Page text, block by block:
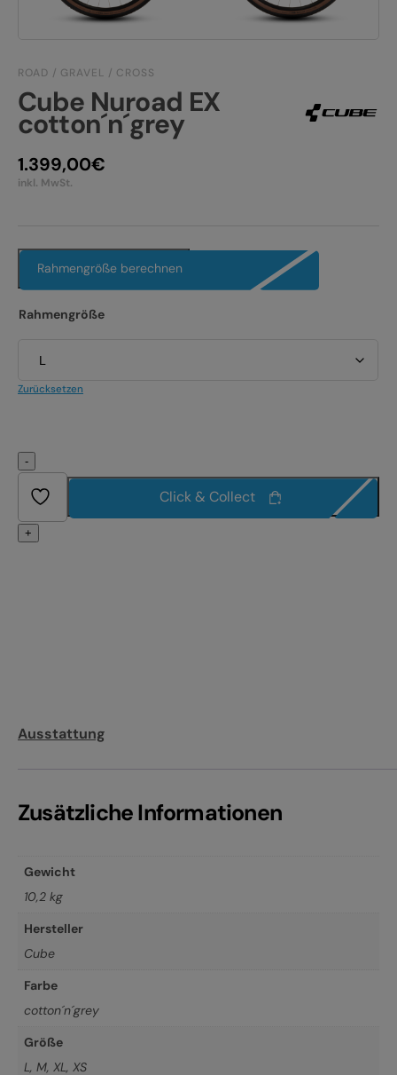
E-BIKE FULLY
E-BIKE HARDTAIL
E-BIKE TOUR
Alle entdecken
PRODUKTRÜCKRUFE
ROAD / GRAVEL / CROSS
Cube Nuroad EX
cotton´n´grey
1.399,00€
inkl. MwSt.
Rahmengröße berechnen
Rahmengröße
Zurücksetzen
-
+
Click & Collect
Ausstattung
Zusätzliche Informationen
Gewicht
10,2 kg
Hersteller
Cube
Farbe
cotton´n´grey
Größe
L, M, XL, XS